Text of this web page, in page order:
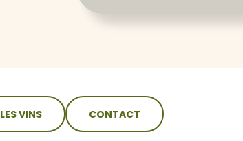
LES VINS CONTACT